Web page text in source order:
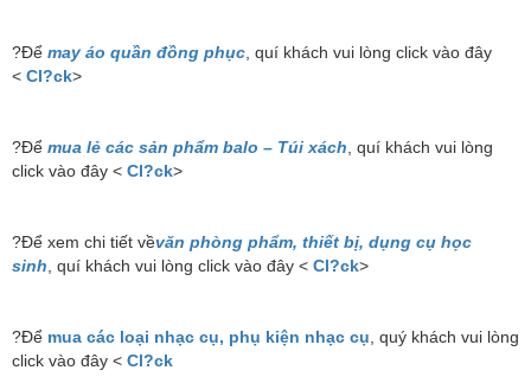
?Để may áo quần đồng phục , quí khách vui lòng click vào đây
< Cl?ck>
?Để mua lẻ các sản phẩm balo – Túi xách , quí khách vui lòng
click vào đây < Cl?ck>
?Để xem chi tiết vềvăn phòng phẩm, thiết bị, dụng cụ học
sinh , quí khách vui lòng click vào đây < Cl?ck>
?Để mua các loại nhạc cụ, phụ kiện nhạc cụ , quý khách vui lòng
click vào đây < Cl?ck